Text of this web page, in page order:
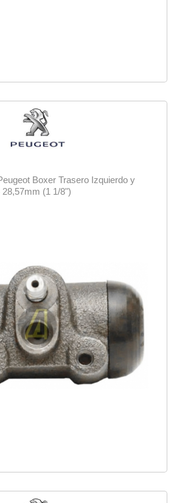
Boxer Trasero Izquierdo y
(1 1/8")